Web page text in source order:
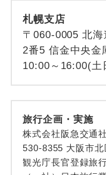
札幌支店
〒060-0005 北海
2番5 信金中央金
10:00～16:00(土
旅行企画・実施
株式会社阪急交通社
530-8355 大阪市
観光庁長官登録旅